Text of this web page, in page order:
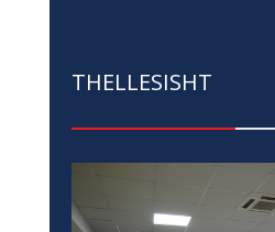
THELLESISHT